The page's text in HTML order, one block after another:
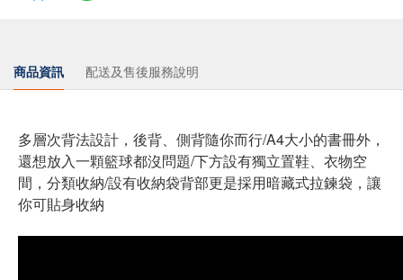
商品資訊 配送及售後服務說明
多層次背法設計，後背、側背隨你而行/A4大小的書冊外，
還想放入一顆籃球都沒問題/下方設有獨立置鞋、衣物空
間，分類收納/設有收納袋背部更是採用暗藏式拉鍊袋，讓
你可貼身收納